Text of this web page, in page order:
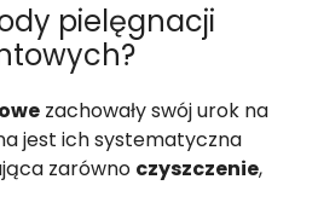
pielęgnacji
zachowały swój urok na
jest ich systematyczna
zarówno czyszczenie,